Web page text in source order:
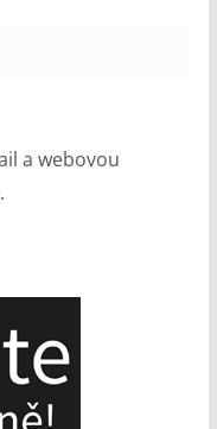
a webovou